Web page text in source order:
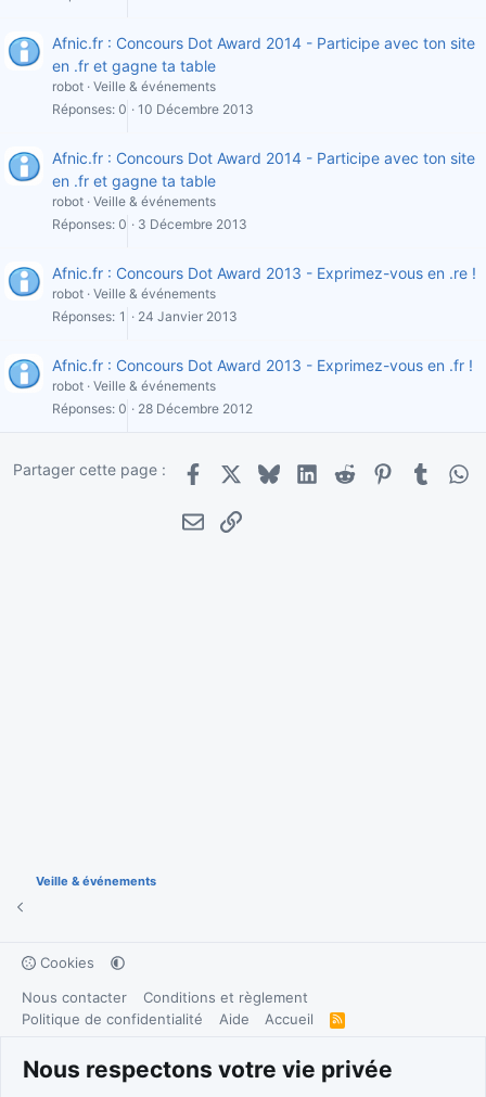
Afnic.fr : Concours Dot Award 2014 - Participe avec ton site
en .fr et gagne ta table
robot Veille & événements
Réponses 0 10 Décembre 2013
Afnic.fr : Concours Dot Award 2014 - Participe avec ton site
en .fr et gagne ta table
robot Veille & événements
Réponses 0 3 Décembre 2013
Afnic.fr : Concours Dot Award 2013 - Exprimez-vous en .re !
robot Veille & événements
Réponses 1 24 Janvier 2013
Afnic.fr : Concours Dot Award 2013 - Exprimez-vous en .fr !
robot Veille & événements
Réponses 0 28 Décembre 2012
Partager cette page :
Facebook
X BlueskyLinkedInRedditPinterestTumblr
E-mailLien
Veille & événements
Cookies
Nous contacter
Conditions et règlement
Politique de confidentialité
Aide Accueil
R
S
Community platform by XenForo
© 2010-2026 XenForo Ltd.
Traduction française parXenForo FR|Media embeds via s9e/MediaSites
Nous respectons votre vie privée